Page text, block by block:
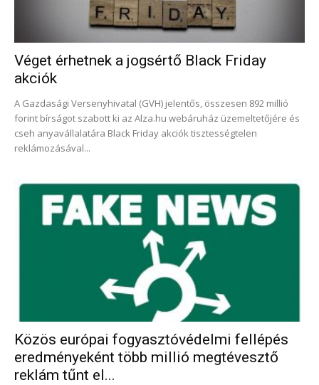
Véget érhetnek a jogsértő Black Friday
akciók
A Gazdasági Versenyhivatal (GVH) jelentős, összesen 892 millió
forint bírságot szabott ki az Alza.hu webáruház üzemeltetőjére és
cseh anyavállalatára Black Friday akciók tisztességtelen
reklámozásával...
Közös európai fogyasztóvédelmi fellépés
eredményeként több millió megtévesztő
reklám tűnt el...